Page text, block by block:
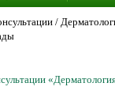
сайта /